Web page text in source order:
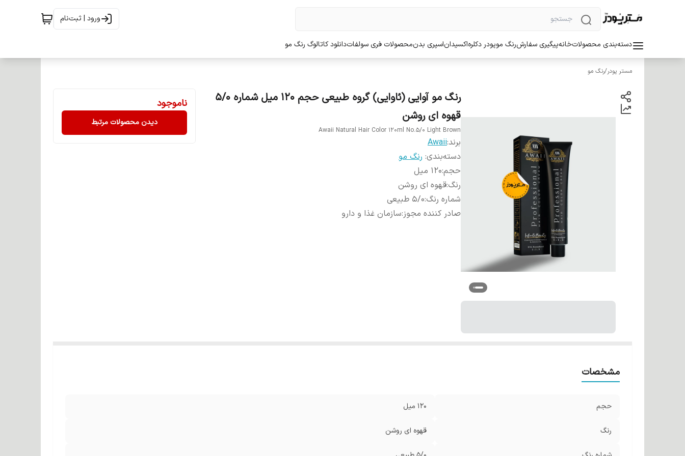
ورود | ثبت‌نام
دسته‌بندی محصولاتخانهپیگیری سفارشرنگ موپودر دکلرهاکسیداناسپری بدنمحصولات فری سولفاتدانلود کاتالوگ رنگ مو
مستر پودر/رنگ مو
رنگ مو آوایی (ئاوایی) گروه طبیعی حجم 120 میل شماره 5/0
قهوه ای روشن
Awaii Natural Hair Color 120ml No.5/0 Light Brown
برند:Awaii
دسته‌بندی: رنگ مو
حجم:120 میل
رنگ:قهوه ای روشن
شماره رنگ:5/0 طبیعی
صادر کننده مجوز:سازمان غذا و دارو
ناموجود
دیدن محصولات مرتبط
مشخصات
حجم 120 میل
رنگ قهوه ای روشن